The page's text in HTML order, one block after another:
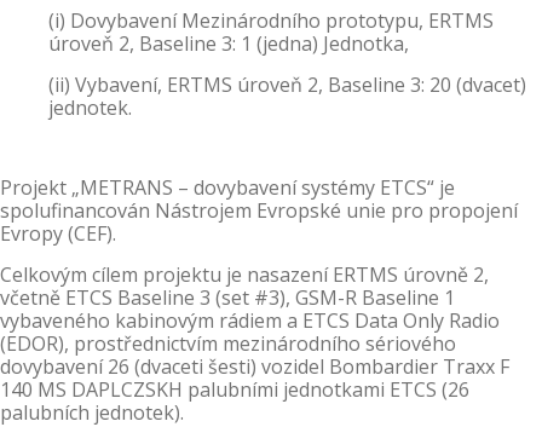
(i) Dovybavení Mezinárodního prototypu, ERTMS
úroveň 2, Baseline 3: 1 (jedna) Jednotka,
(ii) Vybavení, ERTMS úroveň 2, Baseline 3: 20 (dvacet)
jednotek.
Projekt „METRANS – dovybavení systémy ETCS“ je
spolufinancován Nástrojem Evropské unie pro propojení
Evropy (CEF).
Celkovým cílem projektu je nasazení ERTMS úrovně 2,
včetně ETCS Baseline 3 (set #3), GSM-R Baseline 1
vybaveného kabinovým rádiem a ETCS Data Only Radio
(EDOR), prostřednictvím mezinárodního sériového
dovybavení 26 (dvaceti šesti) vozidel Bombardier Traxx F
140 MS DAPLCZSKH palubními jednotkami ETCS (26
palubních jednotek).